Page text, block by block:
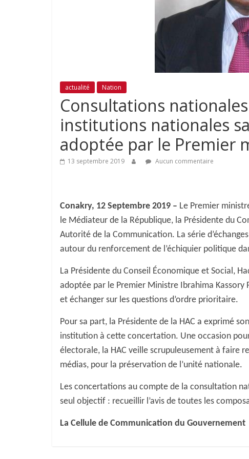
actualité Nation
Consultations
institutions nationales
adoptée par le Premier
13 septembre 2019 Aucun commentaire
Conakry, 12 Septembre 2019 – Le Premier
le Médiateur de la République, la Présidente du
Autorité de la Communication. La série
autour du renforcement de l’échiquier politique
La Présidente du Conseil Économique et Social,
adoptée par le Premier Ministre Ibrahima
et échanger sur les questions d’ordre prioritaire.
Pour sa part, la Présidente de la HAC a exprimé
institution à cette concertation. Une occasion
électorale, la HAC veille scrupuleusement à faire
médias, pour la préservation de l’unité nationale.
Les concertations au compte de la consultation
seul objectif : recueillir l’avis de toutes les
La Cellule de Communication du Gouvernement